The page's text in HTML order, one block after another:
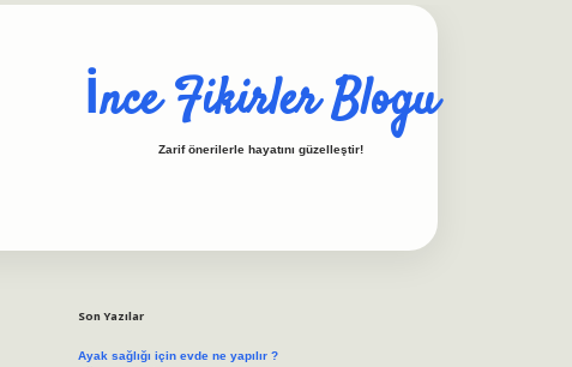
İnce Fikirler Blogu
Zarif önerilerle hayatını güzelleştir!
Son Yazılar
Ayak sağlığı için evde ne yapılır ?